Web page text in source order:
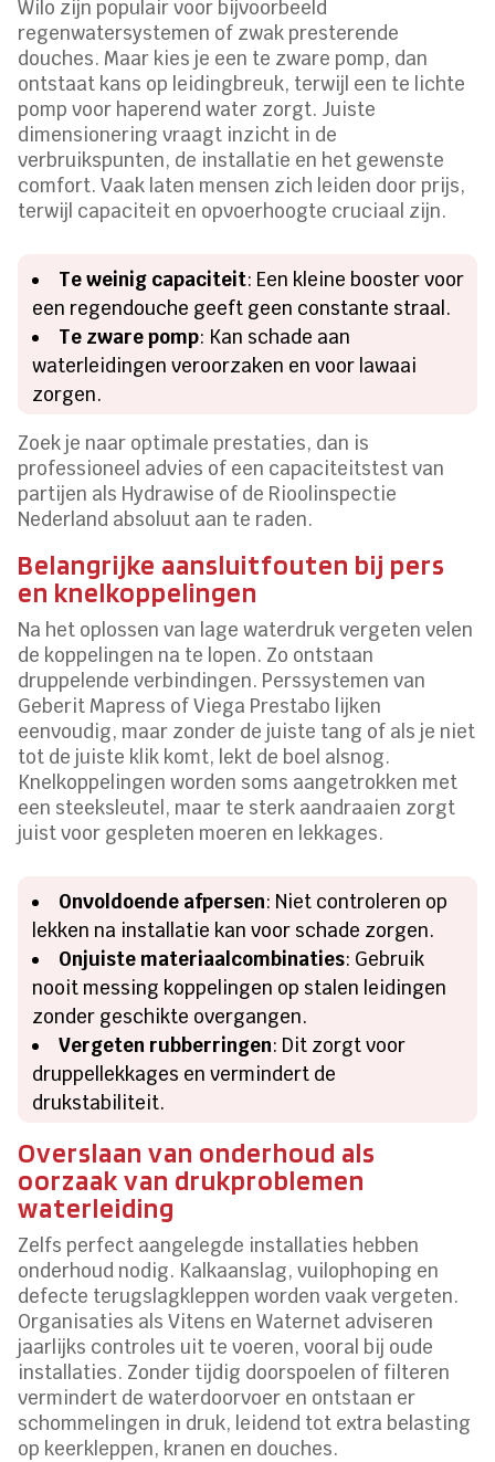
Wilo zijn populair voor bijvoorbeeld
regenwatersystemen of zwak presterende
douches. Maar kies je een te zware pomp, dan
ontstaat kans op leidingbreuk, terwijl een te lichte
pomp voor haperend water zorgt. Juiste
dimensionering vraagt inzicht in de
verbruikspunten, de installatie en het gewenste
comfort. Vaak laten mensen zich leiden door prijs,
terwijl capaciteit en opvoerhoogte cruciaal zijn.
Te weinig capaciteit: Een kleine booster voor
een regendouche geeft geen constante straal.
Te zware pomp: Kan schade aan
waterleidingen veroorzaken en voor lawaai
zorgen.
Zoek je naar optimale prestaties, dan is
professioneel advies of een capaciteitstest van
partijen als Hydrawise of de Rioolinspectie
Nederland absoluut aan te raden.
Belangrijke aansluitfouten bij pers
en knelkoppelingen
Na het oplossen van lage waterdruk vergeten velen
de koppelingen na te lopen. Zo ontstaan
druppelende verbindingen. Perssystemen van
Geberit Mapress of Viega Prestabo lijken
eenvoudig, maar zonder de juiste tang of als je niet
tot de juiste klik komt, lekt de boel alsnog.
Knelkoppelingen worden soms aangetrokken met
een steeksleutel, maar te sterk aandraaien zorgt
juist voor gespleten moeren en lekkages.
Onvoldoende afpersen: Niet controleren op
lekken na installatie kan voor schade zorgen.
Onjuiste materiaalcombinaties: Gebruik
nooit messing koppelingen op stalen leidingen
zonder geschikte overgangen.
Vergeten rubberringen: Dit zorgt voor
druppellekkages en vermindert de
drukstabiliteit.
Overslaan van onderhoud als
oorzaak van drukproblemen
waterleiding
Zelfs perfect aangelegde installaties hebben
onderhoud nodig. Kalkaanslag, vuilophoping en
defecte terugslagkleppen worden vaak vergeten.
Organisaties als Vitens en Waternet adviseren
jaarlijks controles uit te voeren, vooral bij oude
installaties. Zonder tijdig doorspoelen of filteren
vermindert de waterdoorvoer en ontstaan er
schommelingen in druk, leidend tot extra belasting
op keerkleppen, kranen en douches.